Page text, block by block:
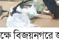
বিজয়নগরে